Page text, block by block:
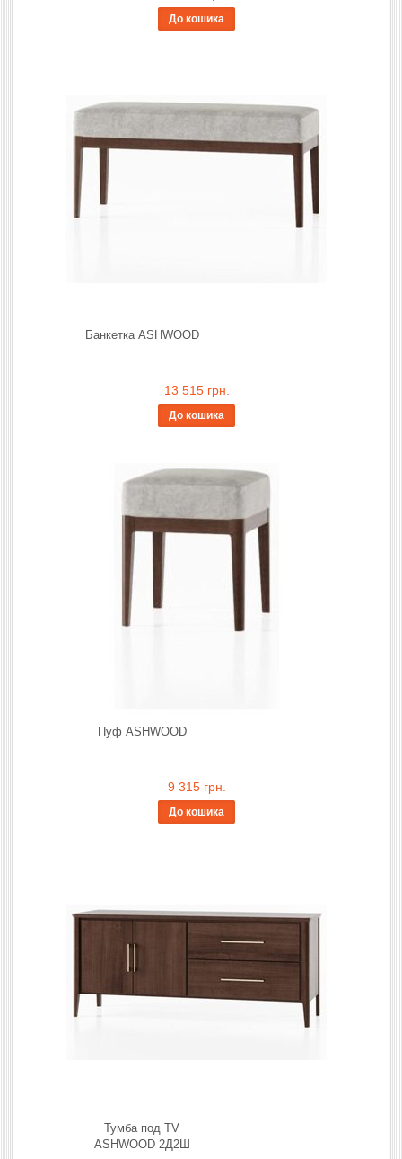
До кошика
Банкетка ASHWOOD
13 515 грн.
До кошика
Пуф ASHWOOD
9 315 грн.
До кошика
Тумба под TV
ASHWOOD 2Д2Ш